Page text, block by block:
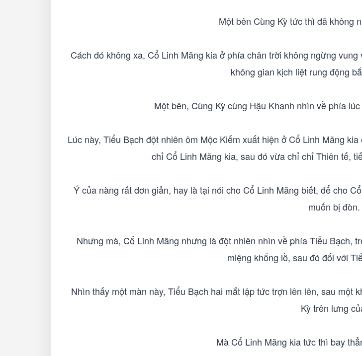
Một bên Cùng Kỳ tức thì đã không
Cách đó không xa, Cổ Linh Mãng kia ở phía chân trời không ngừng
không gian kịch liệt rung động
Một bên, Cùng Kỳ cùng Hậu Khanh nhìn về phía
Lúc này, Tiểu Bạch đột nhiên ôm Mộc Kiếm xuất hiện ở Cổ Linh Mãng
chỉ Cổ Linh Mãng kia, sau đó vừa chỉ chỉ Thiên tế,
Ý của nàng rất đơn giản, hay là tại nói cho Cổ Linh Mãng biết, để cho
muốn bị đòn.
Nhưng mà, Cổ Linh Mãng nhưng là đột nhiên nhìn về phía Tiểu Bạch,
miệng khổng lồ, sau đó đối với
Nhìn thấy một màn này, Tiểu Bạch hai mắt lập tức trợn lên lên, sau một
Kỳ trên lưng
Mà Cổ Linh Mãng kia tức thì bay